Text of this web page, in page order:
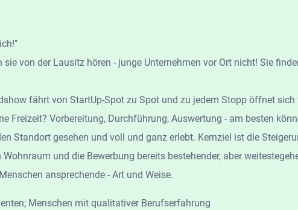
von der Lausitz hören - junge Unternehmen vor Ort nicht! Sie
fährt von StartUp-Spot zu Spot und zu jedem Stopp öffnet
Freizeit? Vorbereitung, Durchführung, Auswertung - am besten
Standort gesehen und voll und ganz erlebt. Kernziel ist die
und die Bewerbung bereits bestehender, aber
ansprechende - Art und Weise.
Menschen mit qualitativer Berufserfahrung